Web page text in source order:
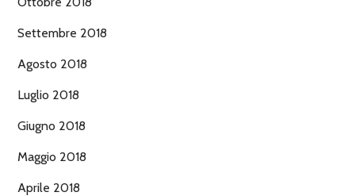
Settembre 2018
Agosto 2018
Luglio 2018
Giugno 2018
Maggio 2018
Aprile 2018